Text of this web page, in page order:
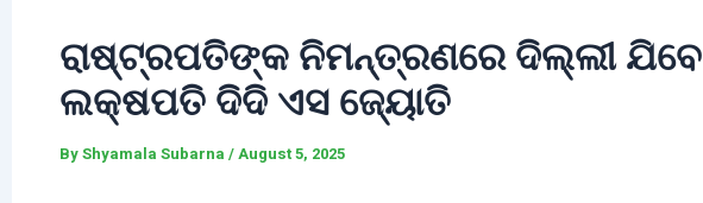
ରାଷ୍ଟ୍ରପତିଙ୍କ ନିମନ୍ତ୍ରଣରେ ଦିଲ୍ଲୀ ଯିବେ
ଲକ୍ଷପତି ଦିଦି ଏସ ଜ୍ୟୋତି
ByShyamala Subarna /August 5, 2025